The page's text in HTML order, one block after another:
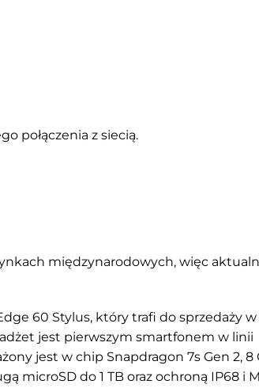
połączenia z siecią.
międzynarodowych, więc
60 Stylus, który trafi do sprzedaży
jest pierwszym smartfonem w linii
jest w chip Snapdragon 7s Gen 2, 8
microSD do 1 TB oraz ochroną IP68 i